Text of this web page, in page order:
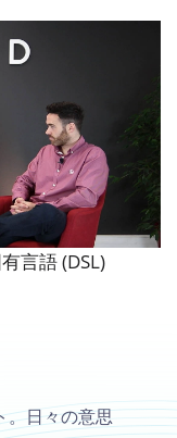
言語 (DSL)
。日々の意思